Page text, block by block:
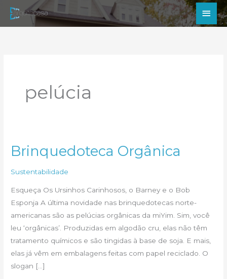
para
pelúcia
Brinquedoteca Orgânica
Sustentabilidade
Esqueça Os Ursinhos Carinhosos, o Barney e o Bob
Esponja A última novidade nas brinquedotecas norte-
americanas são as pelúcias orgânicas da miYim. Sim, você
leu ‘orgânicas’. Produzidas em algodão cru, elas não têm
tratamento químicos e são tingidas à base de soja. E mais,
elas já vêm em embalagens feitas com papel reciclado. O
slogan […]